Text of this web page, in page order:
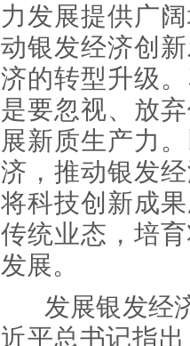
力发展提供广
动银发经济创
济的转型升级
是要忽视、放
展新质生产力
济，推动银发
将科技创新成
传统业态，培
发展。
发展银发经
近平总书记指